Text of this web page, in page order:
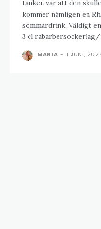
tanken var att den
kommer nämligen en
sommardrink. Väldigt
3 cl
MARIA - 1 JUNI,